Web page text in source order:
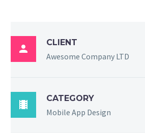

CLIENT
Awesome Company LTD

CATEGORY
Mobile App Design